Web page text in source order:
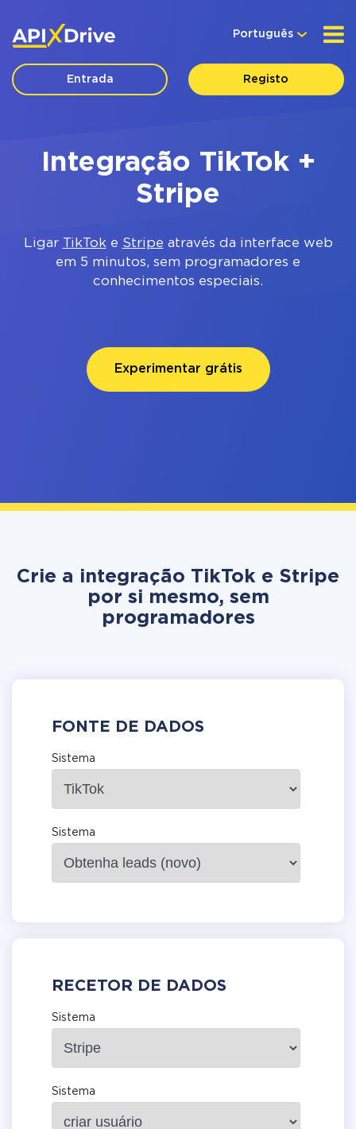
Português
Entrada Registo
Integração TikTok +
Stripe
Ligar TikToke Stripe através da interface web
em 5 minutos, sem programadores e
conhecimentos especiais.
Experimentar grátis
Crie a integração TikTok e Stripe
por si mesmo, sem
programadores
FONTE DE DADOS
Sistema
Sistema
RECETOR DE DADOS
Sistema
Sistema